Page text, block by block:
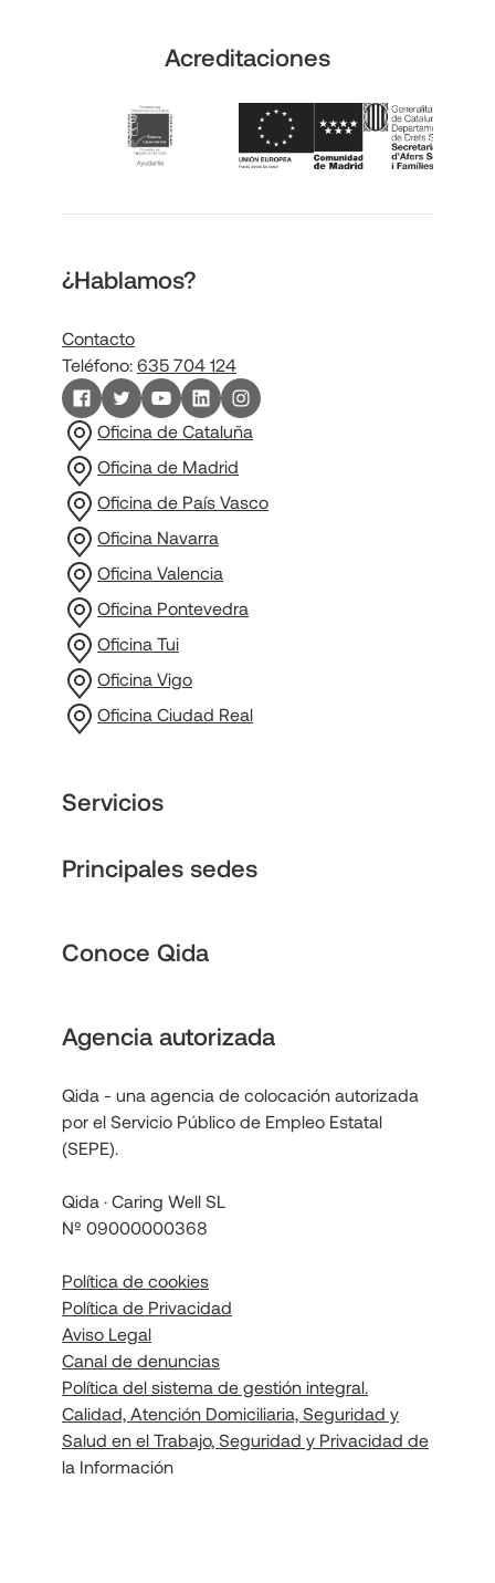
Acreditaciones
¿Hablamos?
Contacto
Teléfono: 635 704 124
Oficina de Cataluña
Oficina de Madrid
Oficina de País Vasco
Oficina Navarra
Oficina Valencia
Oficina Pontevedra
Oficina Tui
Oficina Vigo
Oficina Ciudad Real
Servicios
Principales sedes
Conoce Qida
Agencia autorizada
Qida - una agencia de colocación autorizada
por el Servicio Público de Empleo Estatal
(SEPE).
Qida · Caring Well SL
Nº 09000000368
Política de cookies
Política de Privacidad
Aviso Legal
Canal de denuncias
Política del sistema de gestión integral.
Calidad, Atención Domiciliaria, Seguridad y
Salud en el Trabajo, Seguridad y Privacidad de
la Información